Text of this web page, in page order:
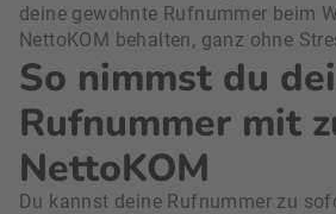
deine gewohnte Rufnummer beim
NettoKOM behalten, ganz ohne
So nimmst du
Rufnummer mit
NettoKOM
Du kannst deine Rufnummer zu